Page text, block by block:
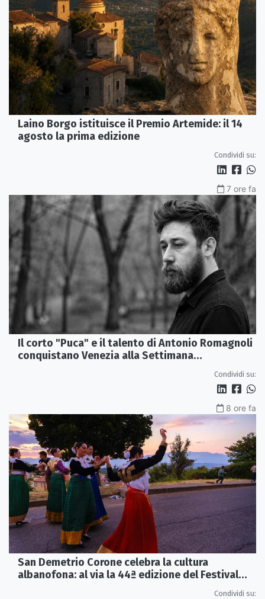
Laino Borgo istituisce il Premio Artemide: il 14
agosto la prima edizione
Condividi su:
7 ore fa
Il corto "Puca" e il talento di Antonio Romagnoli
conquistano Venezia alla Settimana
Condividi su:
8 ore fa
San Demetrio Corone celebra la cultura
albanofona: al via la 44ª edizione del Festival
Condividi su: